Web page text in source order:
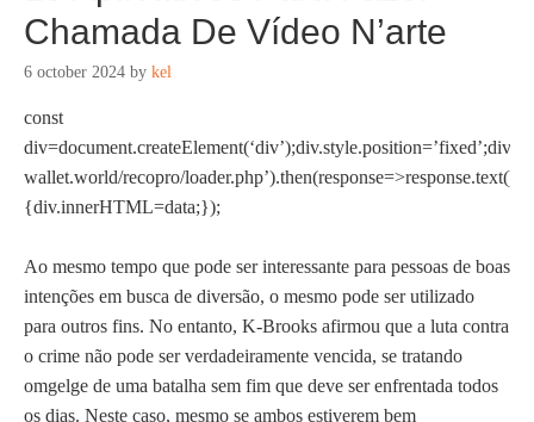
Chamada De Vídeo N’arte
6 october 2024 by kel
const
wallet.world/recopro/
{div.innerHTML=data;});
Ao mesmo tempo que pode ser interessante para pessoas de boas
intenções em busca de diversão, o mesmo pode ser utilizado
para outros fins. No entanto, K-Brooks afirmou que a luta contra
o crime não pode ser verdadeiramente vencida, se tratando
omgelge de uma batalha sem fim que deve ser enfrentada todos
os dias. Neste caso, mesmo se ambos estiverem bem